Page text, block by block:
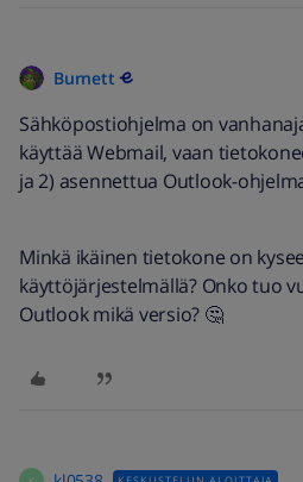
Burnett
Sähköpostiohjelma on
käyttää Webmail, vaan
ja 2) asennettua Outlook-
Minkä ikäinen tietokone on
käyttöjärjestelmällä? Onko tuo
Outlook mikä versio? 🤔